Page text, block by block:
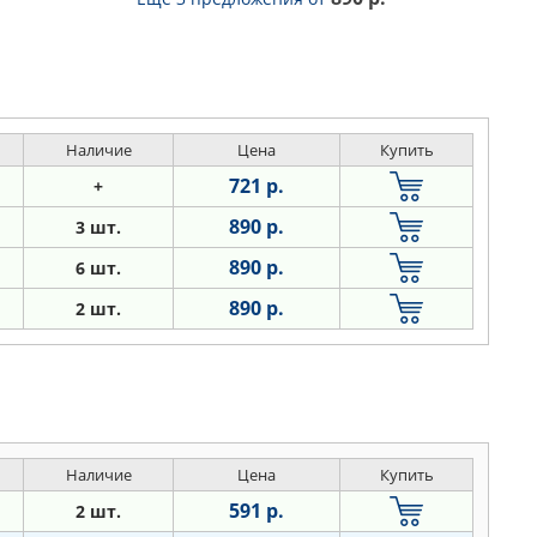
Наличие Цена Купить
+ 721 р.
3 шт. 890 р.
6 шт. 890 р.
2 шт. 890 р.
Наличие Цена Купить
2 шт. 591 р.